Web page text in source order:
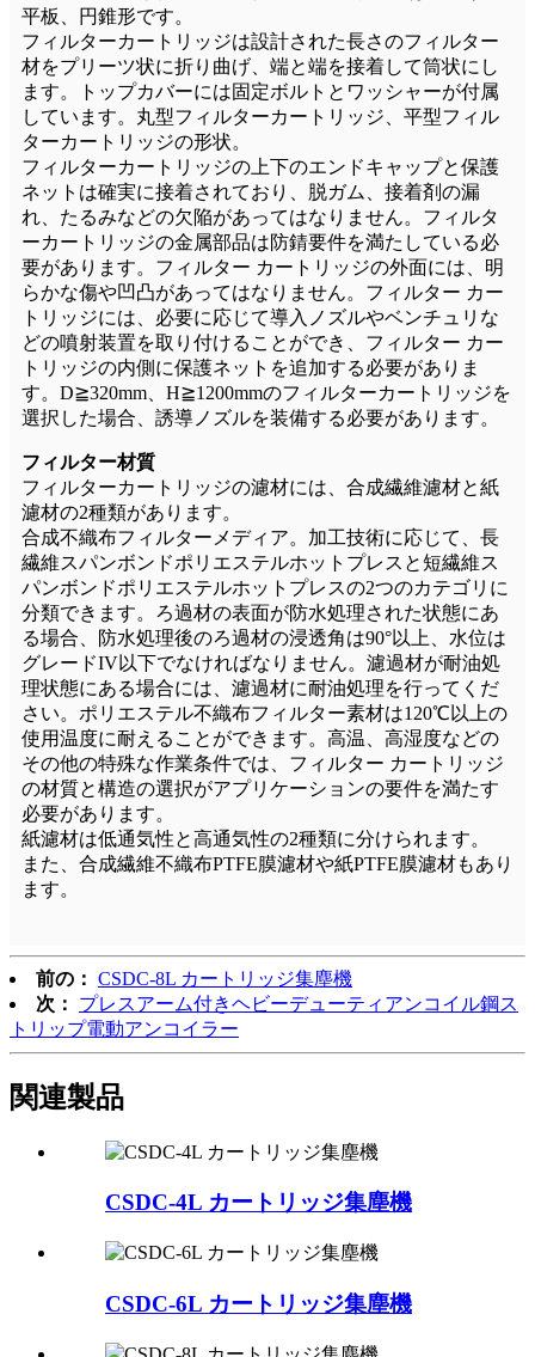
平板、円錐形です。
フィルターカートリッジは設計された長さのフィルター
材をプリーツ状に折り曲げ、端と端を接着して筒状にし
ます。トップカバーには固定ボルトとワッシャーが付属
しています。丸型フィルターカートリッジ、平型フィル
ターカートリッジの形状。
フィルターカートリッジの上下のエンドキャップと保護
ネットは確実に接着されており、脱ガム、接着剤の漏
れ、たるみなどの欠陥があってはなりません。フィルタ
ーカートリッジの金属部品は防錆要件を満たしている必
要があります。フィルター カートリッジの外面には、明
らかな傷や凹凸があってはなりません。フィルター カー
トリッジには、必要に応じて導入ノズルやベンチュリな
どの噴射装置を取り付けることができ、フィルター カー
トリッジの内側に保護ネットを追加する必要がありま
す。D≧320mm、H≧1200mmのフィルターカートリッジを
選択した場合、誘導ノズルを装備する必要があります。
フィルター材質
フィルターカートリッジの濾材には、合成繊維濾材と紙
濾材の2種類があります。
合成不織布フィルターメディア。加工技術に応じて、長
繊維スパンボンドポリエステルホットプレスと短繊維ス
パンボンドポリエステルホットプレスの2つのカテゴリに
分類できます。ろ過材の表面が防水処理された状態にあ
る場合、防水処理後のろ過材の浸透角は90°以上、水位は
グレードIV以下でなければなりません。濾過材が耐油処
理状態にある場合には、濾過材に耐油処理を行ってくだ
さい。ポリエステル不織布フィルター素材は120℃以上の
使用温度に耐えることができます。高温、高湿度などの
その他の特殊な作業条件では、フィルター カートリッジ
の材質と構造の選択がアプリケーションの要件を満たす
必要があります。
紙濾材は低通気性と高通気性の2種類に分けられます。
また、合成繊維不織布PTFE膜濾材や紙PTFE膜濾材もあり
ます。
前の： CSDC-8L カートリッジ集塵機
次：
プレスアーム付きヘビーデューティアンコイル鋼ス
トリップ電動アンコイラー
関連製品
CSDC-4L カートリッジ集塵機
CSDC-6L カートリッジ集塵機